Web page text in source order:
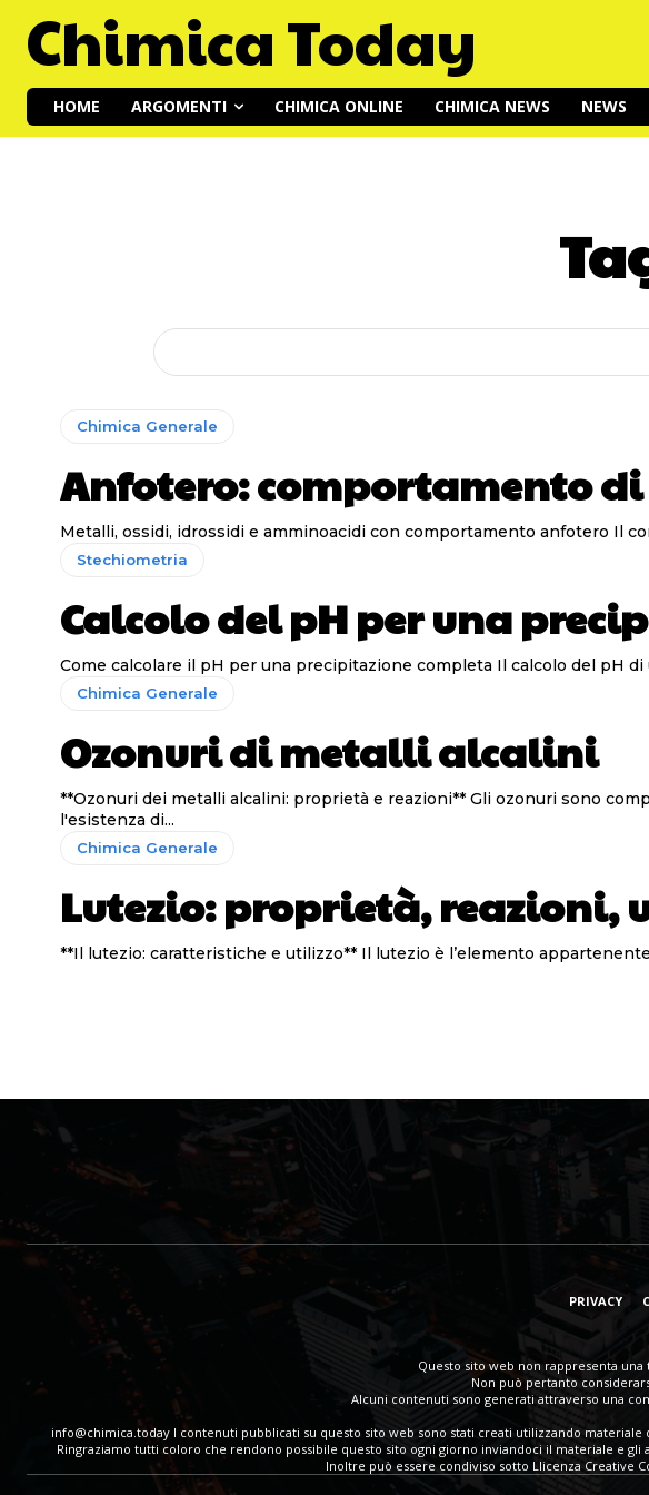
Chimica Today
HOME ARGOMENTI CHIMICA ONLINE CHIMICA NEWS NEWS
Chimica Generale
Anfotero: comportamento
Stechiometria
Calcolo del pH per una
Come calcolare il pH per una precipitazione completa Il calcolo del pH
Chimica Generale
Ozonuri di metalli alcalini
**Ozonuri dei metalli alcalini: proprietà e reazioni** Gli ozonuri sono composti che contengono l'ione O3-, caratterizzato da paramagnetismo. Studi recenti hanno confermato
l'esistenza di...
Chimica Generale
Lutezio: proprietà, reazioni,
PRIVACY
Questo sito web non rappresenta
Non può pertanto
Alcuni contenuti sono generati attraverso una
info@chimica.today I contenuti pubblicati su questo sito web sono stati creati utilizzando
Ringraziamo tutti coloro che rendono possibile questo sito ogni giorno inviandoci il materiale e
Inoltre può essere condiviso sotto Llicenza Creative